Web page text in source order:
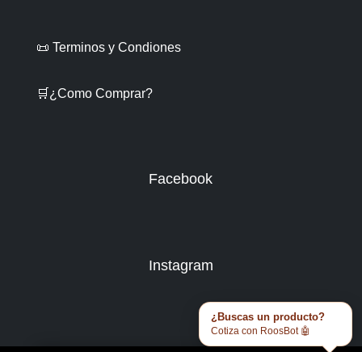
📜 Terminos y Condiones
🛒¿Como Comprar?
Facebook
Instagram
¿Buscas un producto?
Cotiza con RoosBot 🤖